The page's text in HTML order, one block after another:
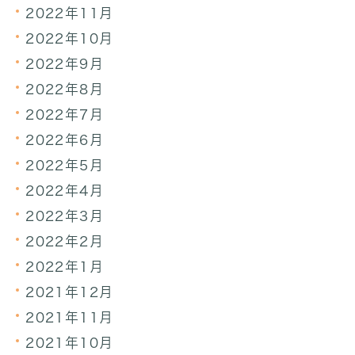
2022年11月
2022年10月
2022年9月
2022年8月
2022年7月
2022年6月
2022年5月
2022年4月
2022年3月
2022年2月
2022年1月
2021年12月
2021年11月
2021年10月